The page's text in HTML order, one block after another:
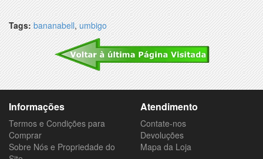
Tags: bananabell,umbigo
Informações
Termos e Condições para
Comprar
Sobre Nós e Propriedade do
Atendimento
Contate-nos
Devoluções
Mapa da Loja